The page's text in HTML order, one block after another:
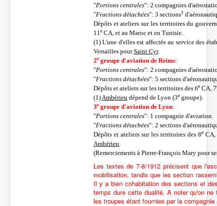
"Portions centrales": 2 compagnies
"Fractions détachées": 3 sections1
Dépôts et ateliers sur les territoires du
11e CA, et au Maroc et en Tunisie.
(1) L'une d'elles est affectée au service des
Versailles pourSaint Cyr.
2egroupe d'aviation de Reims:
"Portions centrales": 2 compagnies
"Fractions détachées": 5 sections
Dépôts et ateliers sur les territoires des 6e CA, 7
(1)Ambérieu dépend de Lyon (3e groupe).
3egroupe d'aviation de Lyon:
"Portions centrales": 1 compagnie d'aviation.
"Fractions détachées": 2 sections
Dépôts et ateliers sur les territoires des 8e CA,
Ambérieu.
(Remerciements à Pierre-François Mary pour
Les textes de 7-8/1912 précisent que
mobilisation, tandis que les section
Il y a bien cohabitation des sections et
temps dure cette dualité. A noter qu'on
les troupes étant fournies par la